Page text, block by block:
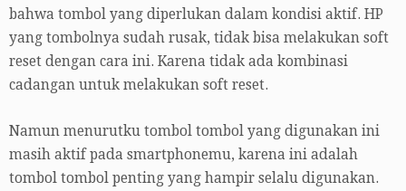
bahwa tombol yang diperlukan dalam kondisi aktif. HP
yang tombolnya sudah rusak, tidak bisa melakukan soft
reset dengan cara ini. Karena tidak ada kombinasi
cadangan untuk melakukan soft reset.
Namun menurutku tombol tombol yang digunakan ini
masih aktif pada smartphonemu, karena ini adalah
tombol tombol penting yang hampir selalu digunakan.